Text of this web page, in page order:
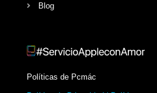
Blog
Políticas de Pcmác